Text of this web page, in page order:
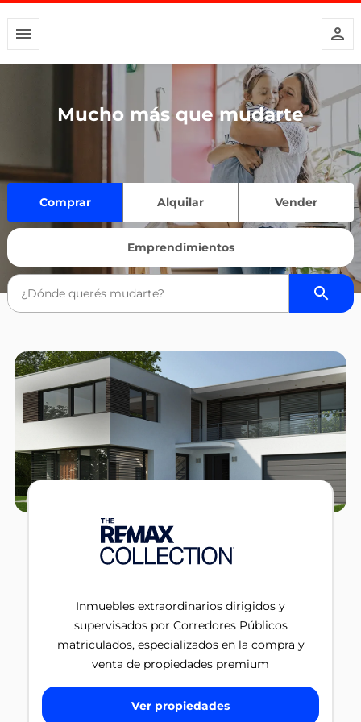
Mucho más que mudarte
Comprar Alquilar Vender
Emprendimientos
Inmuebles extraordinarios dirigidos y
supervisados por Corredores Públicos
matriculados, especializados en la compra y
venta de propiedades premium
Ver propiedades